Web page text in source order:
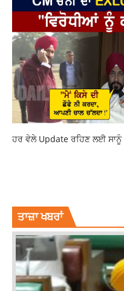
ਹਰ ਵੇਲੇ Update ਰਹਿਣ ਲਈ ਸਾਨੂੰ
ਤਾਜ਼ਾ ਖਬਰਾਂ